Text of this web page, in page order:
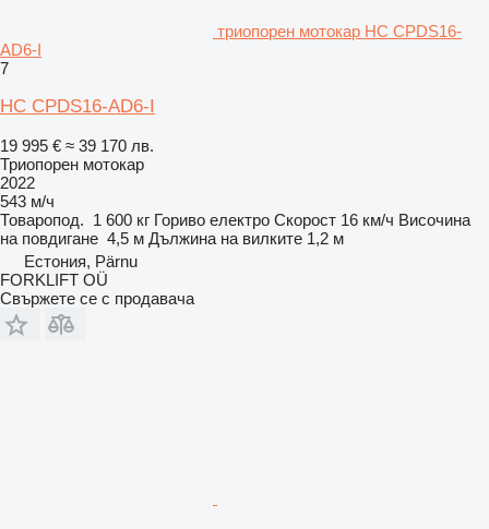
триопорен мотокар HC CPDS16-
AD6-I
7
HC CPDS16-AD6-I
19 995 € ≈ 39 170 лв.
Триопорен мотокар
2022
543 м/ч
Товаропод. 1 600 кг Гориво електро Скорост 16 км/ч Височина
на повдигане 4,5 м Дължина на вилките 1,2 м
Естония, Pärnu
FORKLIFT OÜ
Свържете се с продавача